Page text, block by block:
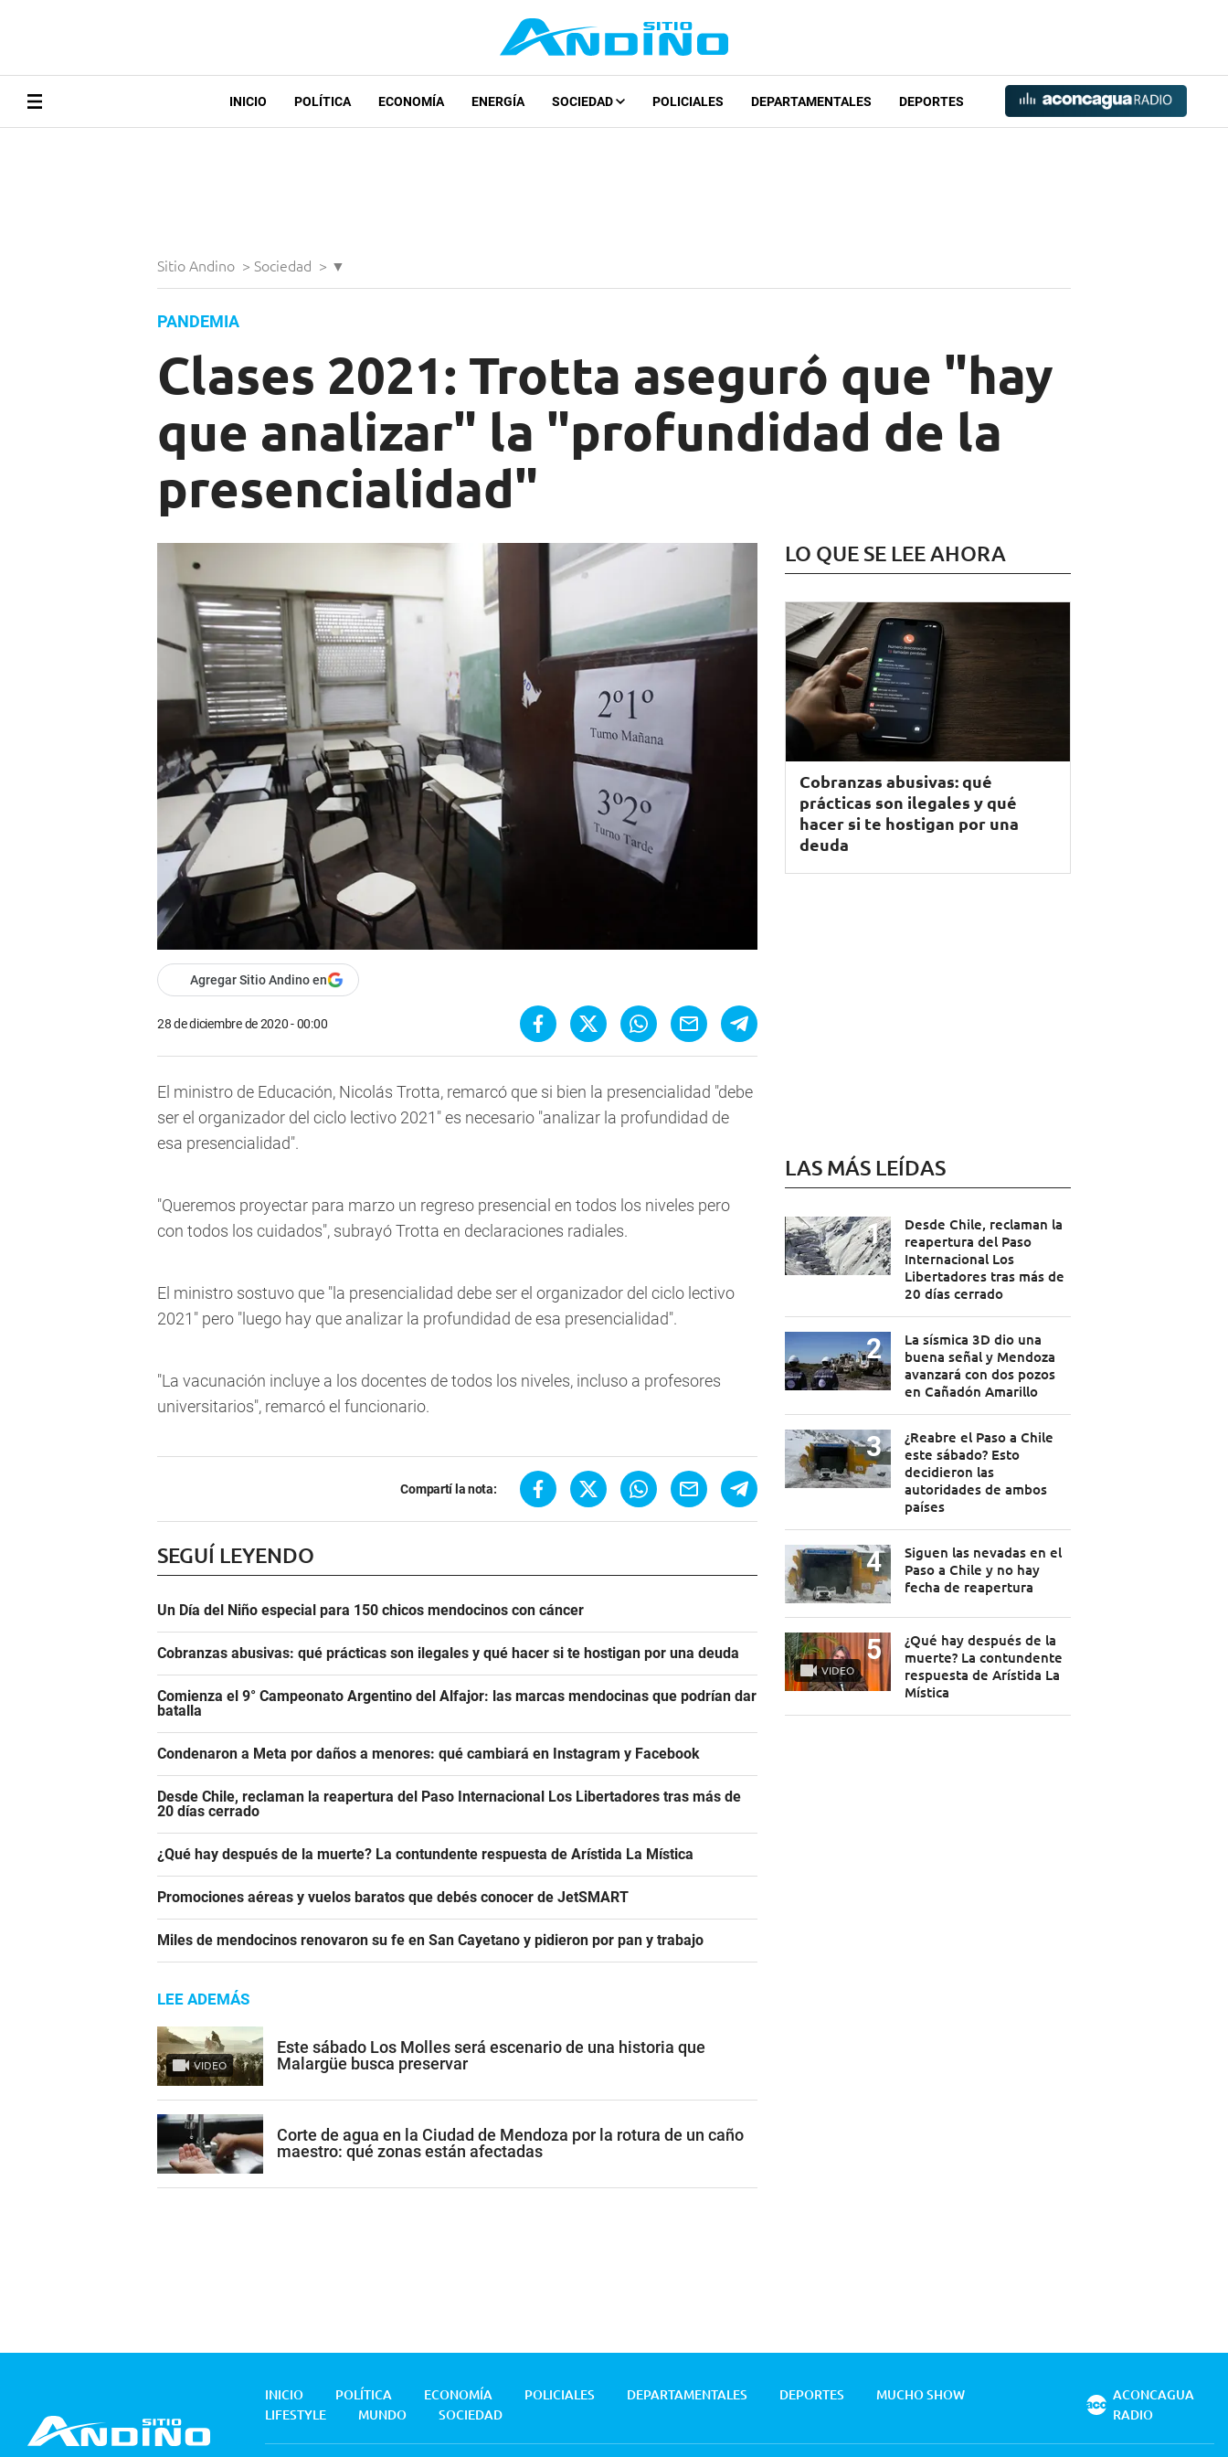
INICIO POLÍTICA ECONOMÍA ENERGÍA SOCIEDAD POLICIALES DEPARTAMENTALES DEPORTES
Sitio Andino > Sociedad > ▼
PANDEMIA
Clases 2021: Trotta aseguró que "hay
que analizar" la "profundidad de la
presencialidad"
Agregar Sitio Andino en
28 de diciembre de 2020 - 00:00
El ministro de Educación, Nicolás Trotta, remarcó que si bien la presencialidad "debe
ser el organizador del ciclo lectivo 2021" es necesario "analizar la profundidad de
esa presencialidad".
"Queremos proyectar para marzo un regreso presencial en todos los niveles pero
con todos los cuidados", subrayó Trotta en declaraciones radiales.
El ministro sostuvo que "la presencialidad debe ser el organizador del ciclo lectivo
2021" pero "luego hay que analizar la profundidad de esa presencialidad".
"La vacunación incluye a los docentes de todos los niveles, incluso a profesores
universitarios", remarcó el funcionario.
Compartí la nota:
SEGUÍ LEYENDO
Un Día del Niño especial para 150 chicos mendocinos con cáncer
Cobranzas abusivas: qué prácticas son ilegales y qué hacer si te hostigan por una deuda
Comienza el 9° Campeonato Argentino del Alfajor: las marcas mendocinas que podrían dar
batalla
Condenaron a Meta por daños a menores: qué cambiará en Instagram y Facebook
Desde Chile, reclaman la reapertura del Paso Internacional Los Libertadores tras más de
20 días cerrado
¿Qué hay después de la muerte? La contundente respuesta de Arístida La Mística
Promociones aéreas y vuelos baratos que debés conocer de JetSMART
Miles de mendocinos renovaron su fe en San Cayetano y pidieron por pan y trabajo
LEE ADEMÁS
VIDEO
Este sábado Los Molles será escenario de una historia que
Malargüe busca preservar
Corte de agua en la Ciudad de Mendoza por la rotura de un caño
maestro: qué zonas están afectadas
LO QUE SE LEE AHORA
Cobranzas abusivas: qué
prácticas son ilegales y qué
hacer si te hostigan por una
deuda
LAS MÁS LEÍDAS
Desde Chile, reclaman la
reapertura del Paso
Internacional Los
Libertadores tras más de
20 días cerrado
La sísmica 3D dio una
buena señal y Mendoza
avanzará con dos pozos
en Cañadón Amarillo
¿Reabre el Paso a Chile
este sábado? Esto
decidieron las
autoridades de ambos
países
Siguen las nevadas en el
Paso a Chile y no hay
fecha de reapertura
VIDEO
¿Qué hay después de la
muerte? La contundente
respuesta de Arístida La
Mística
INICIO POLÍTICA ECONOMÍA POLICIALES DEPARTAMENTALES DEPORTES
MUCHO SHOW
LIFESTYLE
MUNDO SOCIEDAD
ACONCAGUA
RADIO